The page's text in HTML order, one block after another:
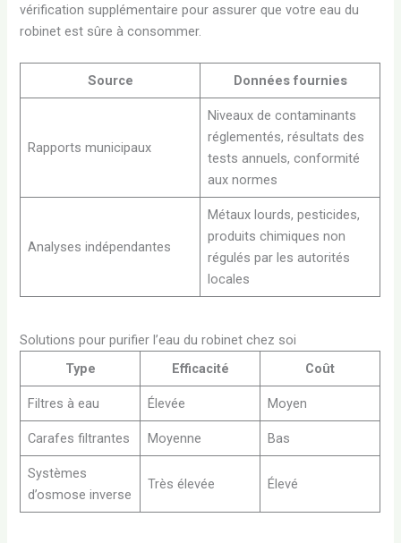
vérification supplémentaire pour assurer que votre eau du
robinet est sûre à consommer.
Source Données fournies
Rapports municipaux
Niveaux de contaminants
réglementés, résultats des
tests annuels, conformité
aux normes
Analyses indépendantes
Métaux lourds, pesticides,
produits chimiques non
régulés par les autorités
locales
Solutions pour purifier l’eau du robinet chez soi
Type
Efficacité Coût
Filtres à eau Élevée Moyen
Carafes filtrantes Moyenne Bas
Systèmes
d’osmose inverse
Très élevée Élevé